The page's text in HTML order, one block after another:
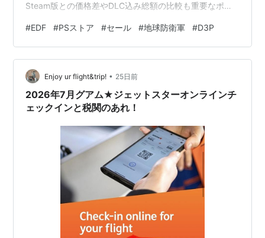
Steam版との価格差やDLC込み総額の比較も重要なポイ
「地球防衛軍」シリーズの最新セール価格（2026年7
月） 各タイトルの割引率・通常価格との比較 Steam版と
の価格差（本体＋DLC込み） EDF5・EDF4.1は“完全版”で
どちらが安いか シリーズ初心者におすすめの買い方
#EDF #PSストア #セール #地球防衛軍 #D3P
Enjoy ur flight&trip! • 25日前
2026年7月グアム★ジェットスターオンラインチ
ェックインと税関のあれ！